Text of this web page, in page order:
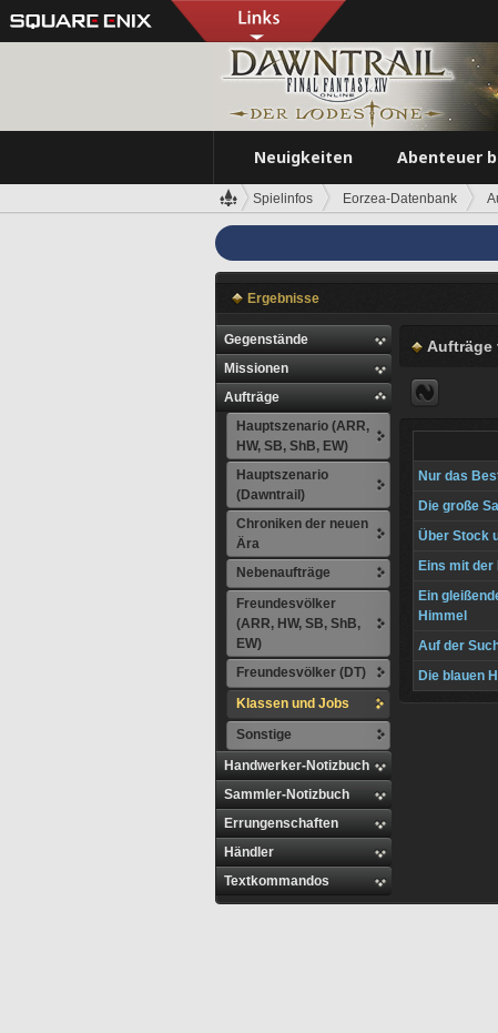
Neuigkeiten Abenteuer
Spielinfos Eorzea-Datenbank
Ergebnisse
Gegenstände
Missionen
Aufträge
Hauptszenario (ARR,
HW, SB, ShB, EW)
Hauptszenario
(Dawntrail)
Chroniken der neuen
Ära
Nebenaufträge
Freundesvölker
(ARR, HW, SB, ShB,
EW)
Freundesvölker (DT)
Klassen und Jobs
Sonstige
Handwerker-Notizbuch
Sammler-Notizbuch
Errungenschaften
Händler
Textkommandos
Aufträge
Nur das
Die große
Über Stock
Eins mit der
Ein
Himmel
Auf der
Die blauen